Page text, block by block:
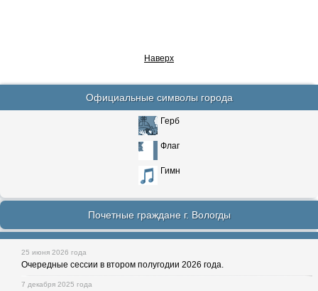
Наверх
Официальные символы города
Герб
Флаг
Гимн
Почетные граждане г. Вологды
25 июня 2026 года
Очередные сессии в втором полугодии 2026 года.
7 декабря 2025 года